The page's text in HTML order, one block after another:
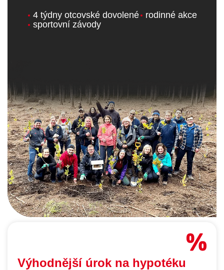
4 týdny otcovské dovolené
rodinné akce
sportovní závody
Výhodnější úrok na hypotéku